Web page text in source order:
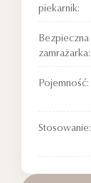
piekarnik:
Bezpieczna
zamrażarka:
Pojemność:
Stosowanie: